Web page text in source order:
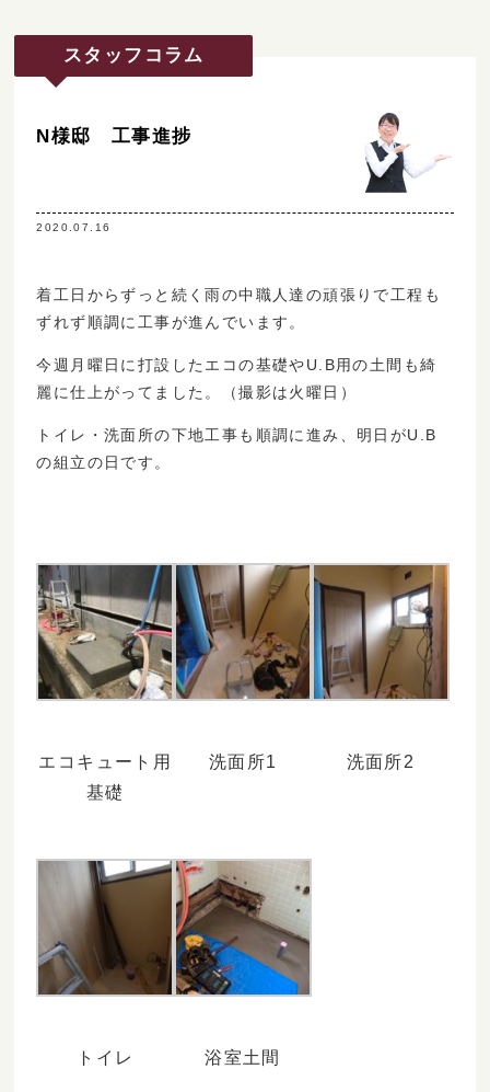
スタッフコラム
N様邸 工事進捗
2020.07.16
着工日からずっと続く雨の中職人達の頑張りで工程も
ずれず順調に工事が進んでいます。
今週月曜日に打設したエコの基礎やU.B用の土間も綺
麗に仕上がってました。（撮影は火曜日）
トイレ・洗面所の下地工事も順調に進み、明日がU.B
の組立の日です。
エコキュート用
基礎
洗面所1 洗面所2
トイレ 浴室土間